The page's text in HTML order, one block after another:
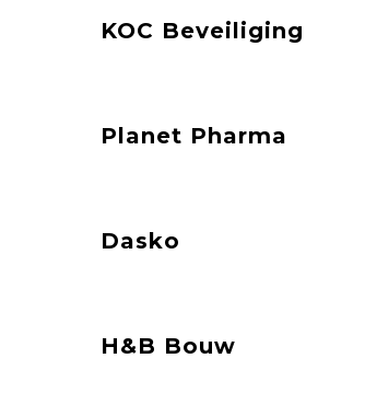
KOC Beveiliging
Planet Pharma
Dasko
H&B Bouw